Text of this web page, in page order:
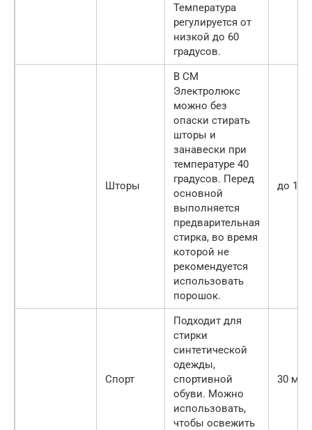
Температура
регулируется от
низкой до 60
градусов.
Шторы
В СМ
Электролюкс
можно без
опаски стирать
шторы и
занавески при
температуре 40
градусов. Перед
основной
выполняется
предварительная
стирка, во время
которой не
рекомендуется
использовать
порошок.
до
Спорт
Подходит для
стирки
синтетической
одежды,
спортивной
обуви. Можно
использовать,
чтобы освежить
30